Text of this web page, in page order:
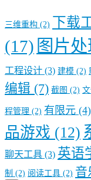
三维重构 (2) 下载
(17) 图片
工程设计 (3) 建模 (2)
编辑 (7) 截图 (2)
程管理 (2) 有限元 (4)
品游戏 (12)
聊天工具 (3) 英语
制 (2) 阅读工具 (2) 音